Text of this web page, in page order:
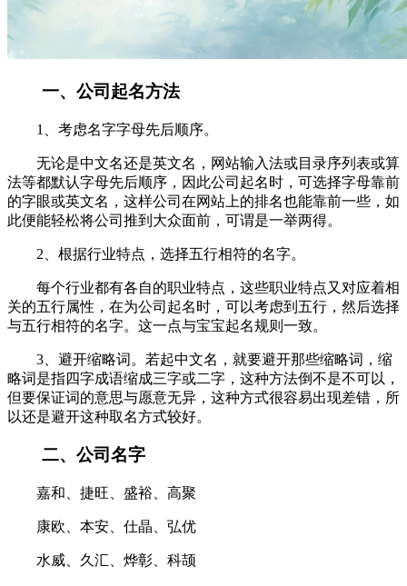
一、公司起名方法
1、考虑名字字母先后顺序。
无论是中文名还是英文名，网站输入法或目录序列表或算
法等都默认字母先后顺序，因此公司起名时，可选择字母靠前
的字眼或英文名，这样公司在网站上的排名也能靠前一些，如
此便能轻松将公司推到大众面前，可谓是一举两得。
2、根据行业特点，选择五行相符的名字。
每个行业都有各自的职业特点，这些职业特点又对应着相
关的五行属性，在为公司起名时，可以考虑到五行，然后选择
与五行相符的名字。这一点与宝宝起名规则一致。
3、避开缩略词。若起中文名，就要避开那些缩略词，缩
略词是指四字成语缩成三字或二字，这种方法倒不是不可以，
但要保证词的意思与愿意无异，这种方式很容易出现差错，所
以还是避开这种取名方式较好。
二、公司名字
嘉和、捷旺、盛裕、高聚
康欧、本安、仕晶、弘优
水威、久汇、烨彰、科颉